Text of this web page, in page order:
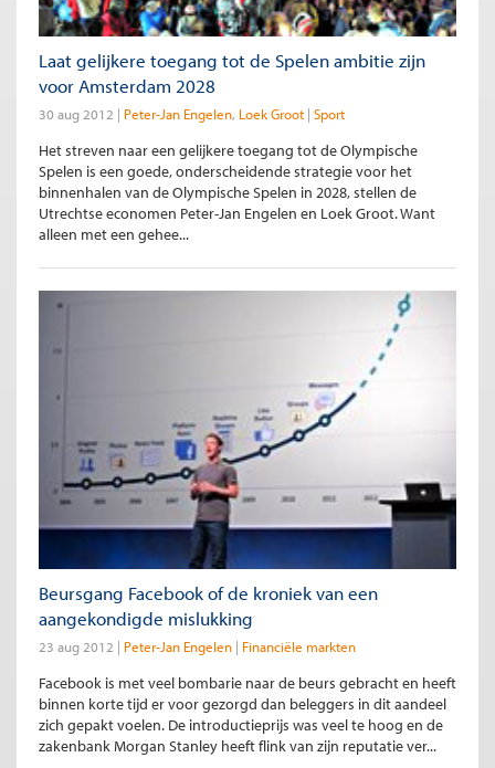
Laat gelijkere toegang tot de Spelen ambitie zijn
voor Amsterdam 2028
30 aug 2012 Peter-Jan Engelen Loek Groot Sport
Het streven naar een gelijkere toegang tot de Olympische
Spelen is een goede, onderscheidende strategie voor het
binnenhalen van de Olympische Spelen in 2028, stellen de
Utrechtse economen Peter-Jan Engelen en Loek Groot. Want
alleen met een gehee...
Beursgang Facebook of de kroniek van een
aangekondigde mislukking
23 aug 2012 Peter-Jan Engelen Financiële markten
Facebook is met veel bombarie naar de beurs gebracht en heeft
binnen korte tijd er voor gezorgd dan beleggers in dit aandeel
zich gepakt voelen. De introductieprijs was veel te hoog en de
zakenbank Morgan Stanley heeft flink van zijn reputatie ver...